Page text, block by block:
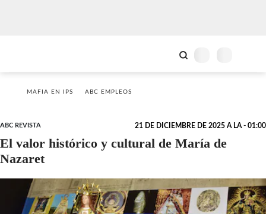
MAFIA EN IPS ABC EMPLEOS
ABC REVISTA 21 DE DICIEMBRE DE 2025 A LA - 01:00
El valor histórico y cultural de María de
Nazaret